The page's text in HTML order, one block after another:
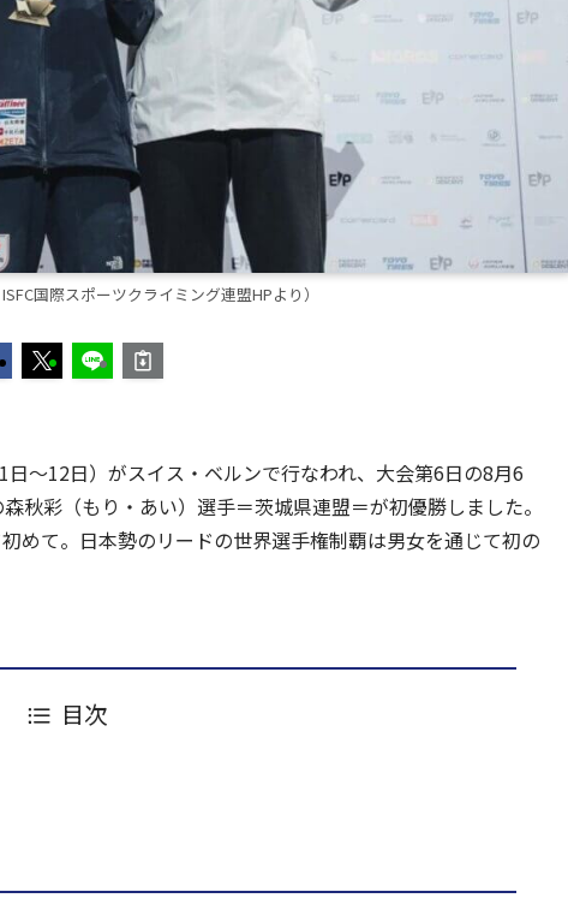
国際スポーツクライミング連盟HPより）
〜12日）がスイス・ベルンで行なわれ、大会第6日の8月6
秋彩（もり・あい）選手＝茨城県連盟＝が初優勝しました。
めて。日本勢のリードの世界選手権制覇は男女を通じて初の
目次